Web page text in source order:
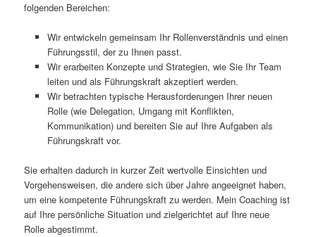
folgenden Bereichen:
Wir entwickeln gemeinsam Ihr Rollenverständnis und einen
Führungsstil, der zu Ihnen passt.
Wir erarbeiten Konzepte und Strategien, wie Sie Ihr Team
leiten und als Führungskraft akzeptiert werden.
Wir betrachten typische Herausforderungen Ihrer neuen
Rolle (wie Delegation, Umgang mit Konflikten,
Kommunikation) und bereiten Sie auf Ihre Aufgaben als
Führungskraft vor.
Sie erhalten dadurch in kurzer Zeit wertvolle Einsichten und
Vorgehensweisen, die andere sich über Jahre angeeignet haben,
um eine kompetente Führungskraft zu werden. Mein Coaching ist
auf Ihre persönliche Situation und zielgerichtet auf Ihre neue
Rolle abgestimmt.